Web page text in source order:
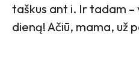
taškus ant i. Ir tadam –
dieną! Ačiū, mama, už